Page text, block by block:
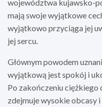
województwa kujawsko-
mają swoje wyjątkowe
wyjątkowo przyciąga jej
jej sercu.
Głównym powodem
wyjątkową jest spokój i
Po zakończeniu ciężkiego
zdejmuje wysokie obcasy